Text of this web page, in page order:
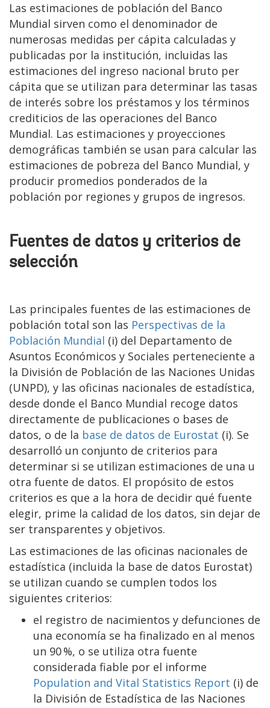
Las estimaciones de población del Banco
Mundial sirven como el denominador de
numerosas medidas per cápita calculadas y
publicadas por la institución, incluidas las
estimaciones del ingreso nacional bruto per
cápita que se utilizan para determinar las tasas
de interés sobre los préstamos y los términos
crediticios de las operaciones del Banco
Mundial. Las estimaciones y proyecciones
demográficas también se usan para calcular las
estimaciones de pobreza del Banco Mundial, y
producir promedios ponderados de la
población por regiones y grupos de ingresos.
Fuentes de datos y criterios de
selección
Las principales fuentes de las estimaciones de
población total son las Perspectivas de la
Población Mundial (i) del Departamento de
Asuntos Económicos y Sociales perteneciente a
la División de Población de las Naciones Unidas
(UNPD), y las oficinas nacionales de estadística,
desde donde el Banco Mundial recoge datos
directamente de publicaciones o bases de
datos, o de la base de datos de Eurostat (i). Se
desarrolló un conjunto de criterios para
determinar si se utilizan estimaciones de una u
otra fuente de datos. El propósito de estos
criterios es que a la hora de decidir qué fuente
elegir, prime la calidad de los datos, sin dejar de
ser transparentes y objetivos.
Las estimaciones de las oficinas nacionales de
estadística (incluida la base de datos Eurostat)
se utilizan cuando se cumplen todos los
siguientes criterios:
el registro de nacimientos y defunciones de
una economía se ha finalizado en al menos
un 90 %, o se utiliza otra fuente
considerada fiable por el informe
Population and Vital Statistics Report (i) de
la División de Estadística de las Naciones